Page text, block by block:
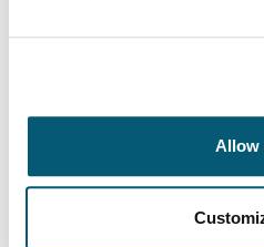
Allow
fournit une protection